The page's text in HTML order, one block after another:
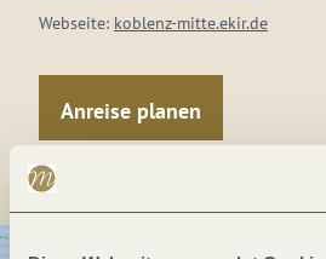
Webseite: koblenz-mitte.ekir.de
Anreise planen